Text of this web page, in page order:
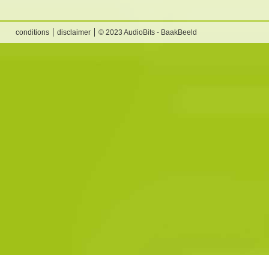
conditions disclaimer © 2023 AudioBits - BaakBeeld